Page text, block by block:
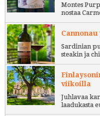
Montes
nostaa
Sardinian
steakin ja
viikoilla
Juhlavaa
laadukasta